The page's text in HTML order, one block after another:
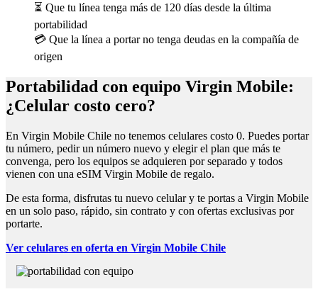
⏳ Que tu línea tenga más de 120 días desde la última
portabilidad
💳 Que la línea a portar no tenga deudas en la compañía de
origen
Portabilidad con equipo Virgin Mobile:
¿Celular costo cero?
En Virgin Mobile Chile no tenemos celulares costo 0. Puedes portar
tu número, pedir un número nuevo y elegir el plan que más te
convenga, pero los equipos se adquieren por separado y todos
vienen con una eSIM Virgin Mobile de regalo.
De esta forma, disfrutas tu nuevo celular y te portas a Virgin Mobile
en un solo paso, rápido, sin contrato y con ofertas exclusivas por
portarte.
Ver celulares en oferta en Virgin Mobile Chile